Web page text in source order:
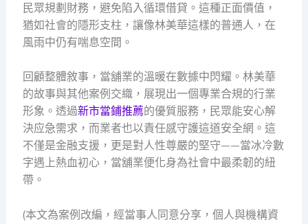
民眾規劃財務，避免陷入循環借貸。這種正面價值，
猶如社會的隱形支柱，讓像林美華這樣的普通人，在
風雨中仍有喘息空間。
回顧整體敘事，當舖業的溫暖在數據中閃耀。林美華
的故事與其他案例交織，展現出一個專業合規的行業
形象。透過新市當鋪推薦的優質服務，民眾能安心解
決应急需求，而業者也以責任感守護這道安全網。這
不僅是金融支援，更是對人性尊嚴的堅守——當冰冷數
字遇上熱血初心，當舖業便化身為社會中最柔韌的紐
帶。
(本文為案例改編，經當事人同意分享，個人與機構資